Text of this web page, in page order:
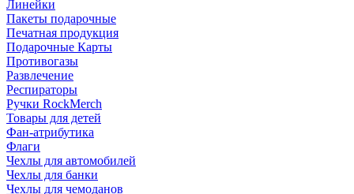
Линейки
Пакеты подарочные
Печатная продукция
Подарочные Карты
Противогазы
Развлечение
Респираторы
Ручки RockMerch
Товары для детей
Фан-атрибутика
Флаги
Чехлы для автомобилей
Чехлы для банки
Чехлы для чемоданов